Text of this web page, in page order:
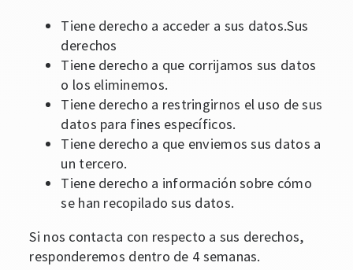
Tiene derecho a acceder a sus datos.Sus
derechos
Tiene derecho a que corrijamos sus datos
o los eliminemos.
Tiene derecho a restringirnos el uso de sus
datos para fines específicos.
Tiene derecho a que enviemos sus datos a
un tercero.
Tiene derecho a información sobre cómo
se han recopilado sus datos.
Si nos contacta con respecto a sus derechos,
responderemos dentro de 4 semanas.